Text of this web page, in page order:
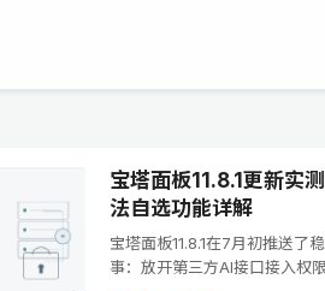
宝塔面板11.8.1更新实
法自选功能详解
宝塔面板11.8.1在7月初推送了
事：放开第三方AI接口接入权